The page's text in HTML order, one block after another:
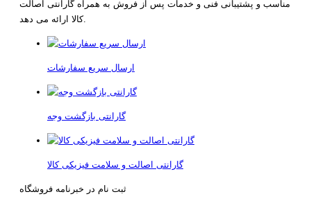
مناسب و پشتیبانی فنی و خدمات پس از فروش به همراه گارانتی اصالت
کالا ارائه می دهد.
ارسال سریع سفارشات
گارانتی بازگشت وجه
گارانتی اصالت و سلامت فیزیکی کالا
ثبت نام در خبرنامه فروشگاه